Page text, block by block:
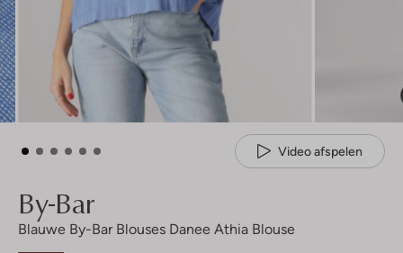
Video afspelen
By-Bar
Blauwe By-Bar Blouses Danee Athia Blouse